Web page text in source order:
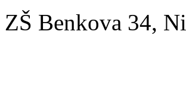
ZŠ Benkova 34,